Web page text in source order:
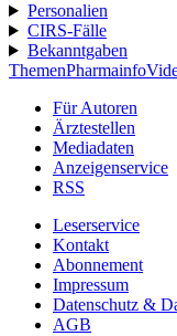
Personalien
CIRS-Fälle
Bekanntgaben
ThemenPharmainfo
Für Autoren
Ärztestellen
Mediadaten
Anzeigenservice
RSS
Leserservice
Kontakt
Abonnement
Impressum
Datenschutz &
AGB